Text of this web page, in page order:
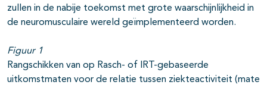
zullen in de nabije toekomst met grote waarschijnlijkheid in
de neuromusculaire wereld geïmplementeerd worden.
Figuur 1
Rangschikken van op Rasch- of IRT-gebaseerde
uitkomstmaten voor de relatie tussen ziekteactiviteit (mate